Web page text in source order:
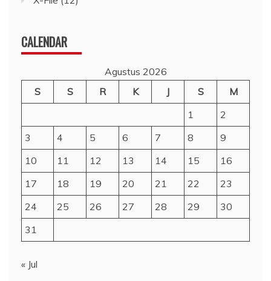
CALENDAR
Agustus 2026
S
S R K J S
M
1
2
3
4 5 6 7 8
9
10
11 12 13 14 15
16
17
18 19 20 21 22
23
24
25 26 27 28 29
30
31
« Jul